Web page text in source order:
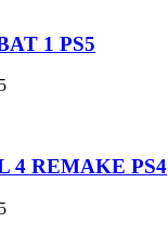
1 PS5
4 REMAKE PS4